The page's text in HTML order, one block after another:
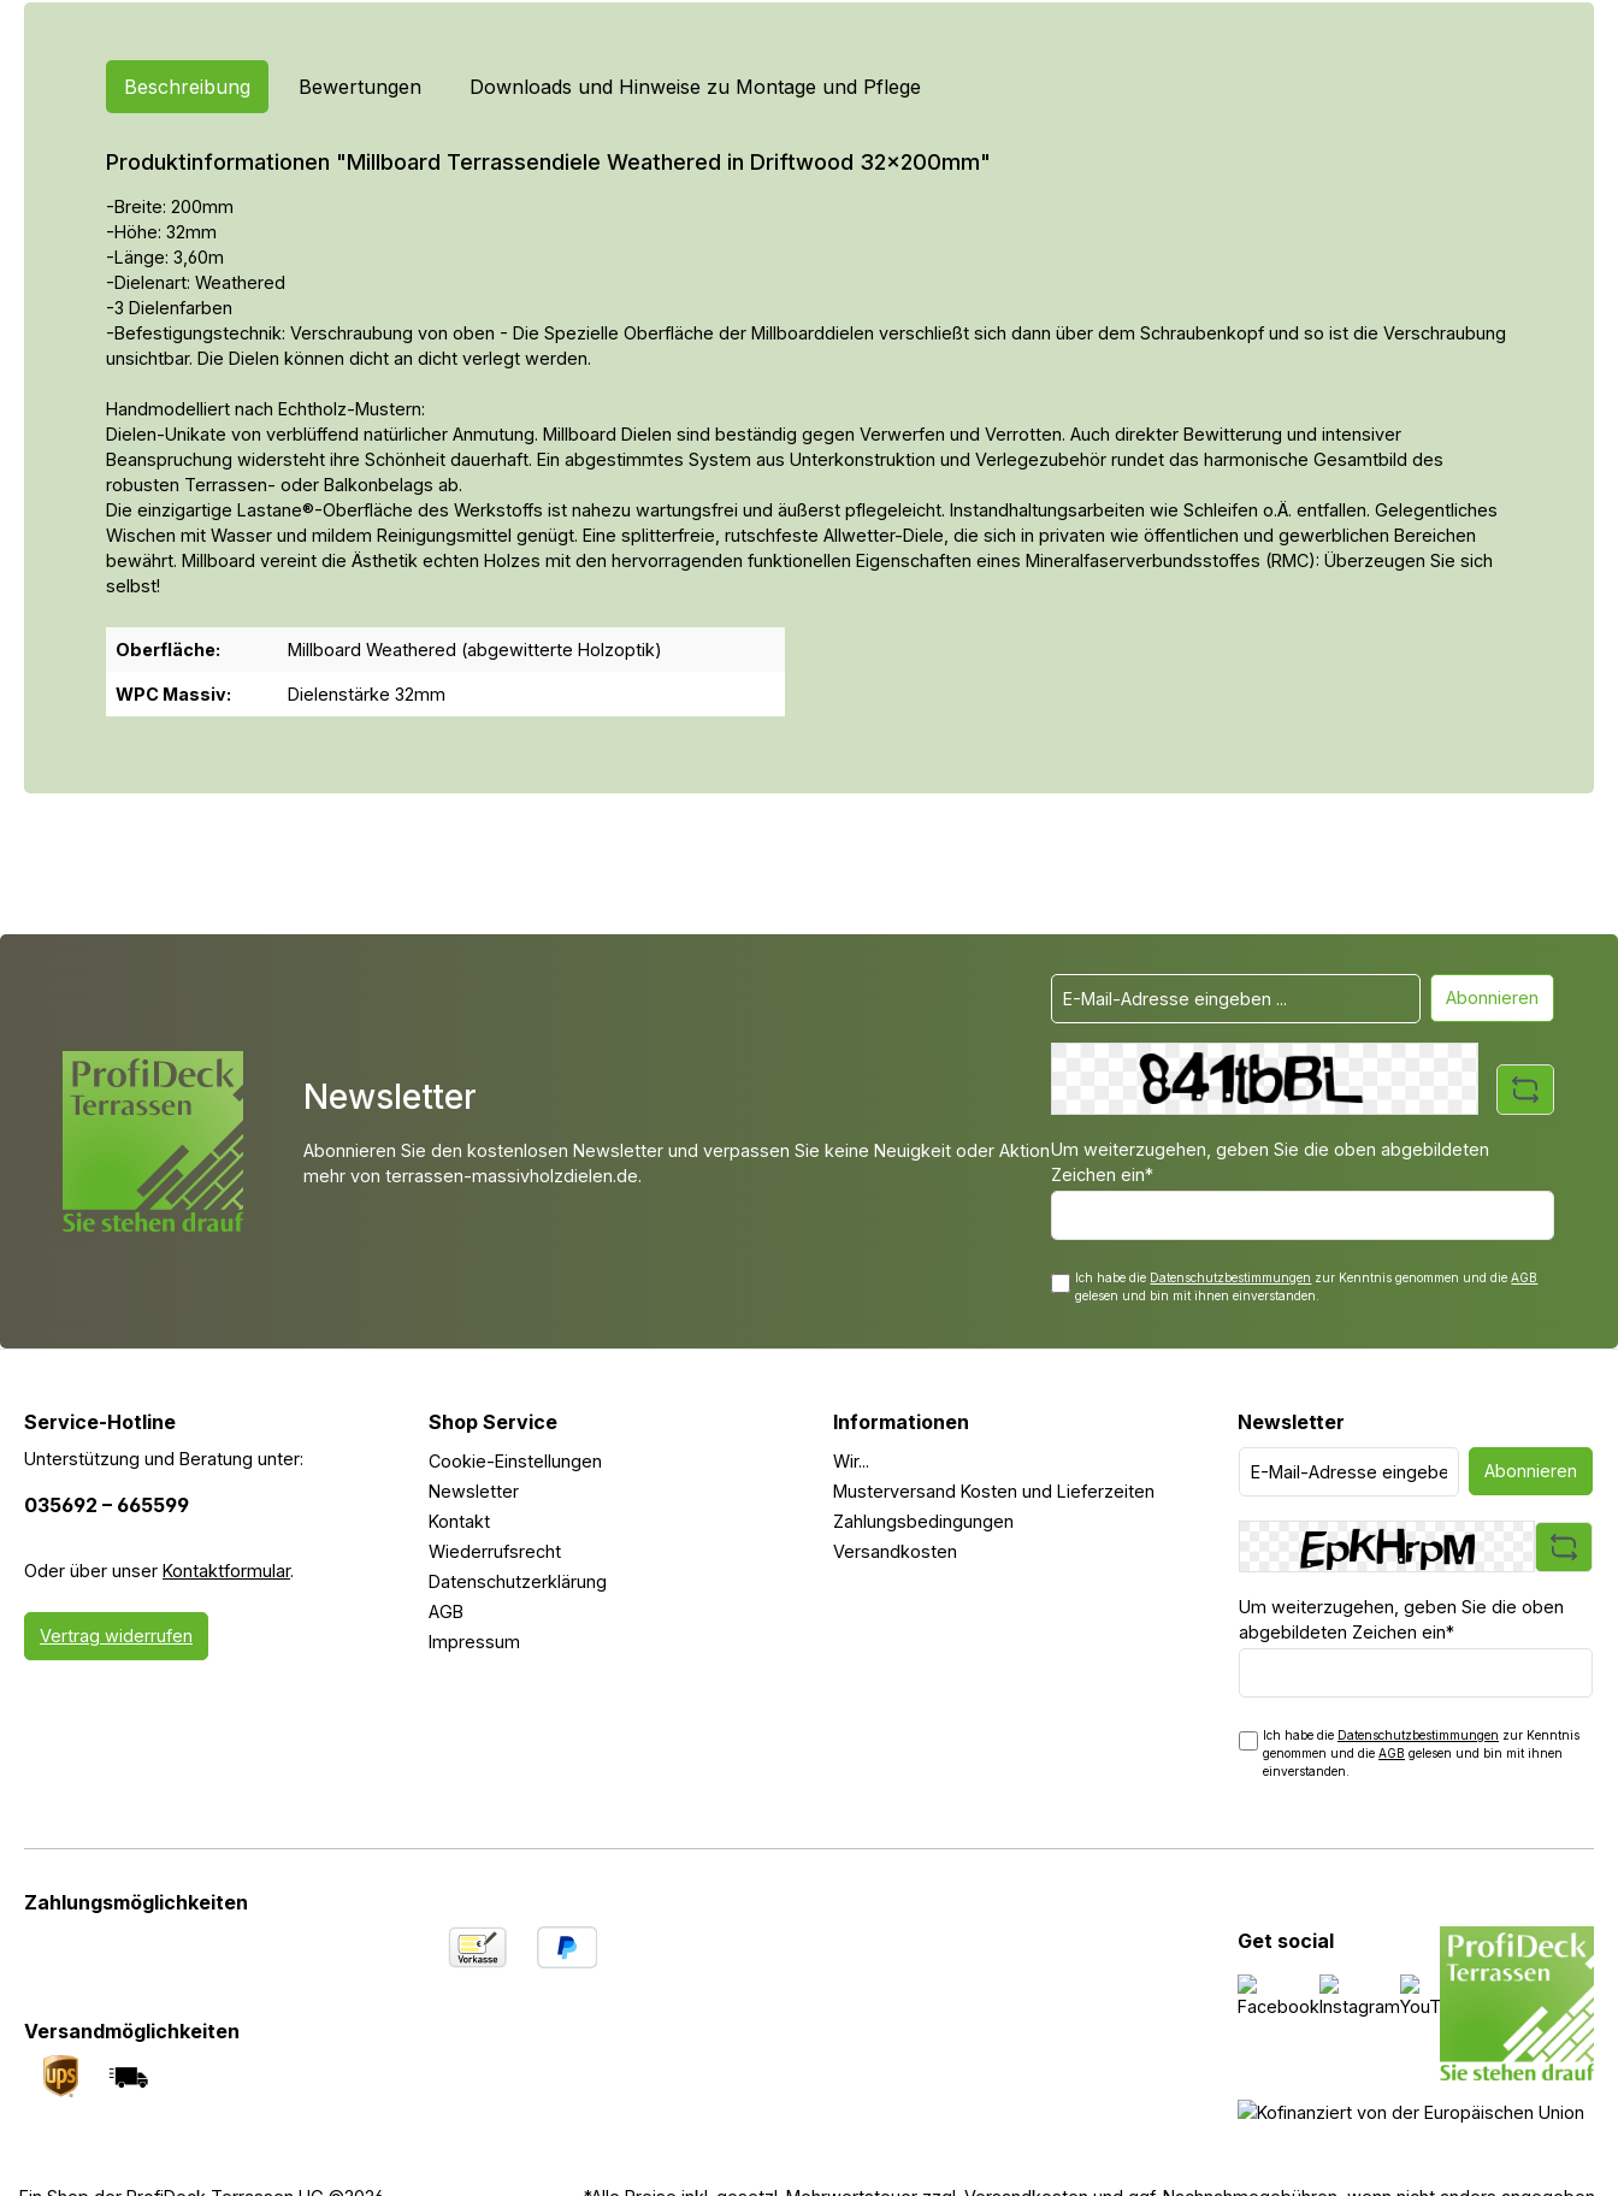
Beschreibung Bewertungen Downloads und Hinweise zu Montage und Pflege
Produktinformationen "Millboard Terrassendiele Weathered in Driftwood 32x200mm"
-Breite: 200mm
-Höhe: 32mm
-Länge: 3,60m
-Dielenart: Weathered
-3 Dielenfarben
-Befestigungstechnik: Verschraubung von oben - Die Spezielle Oberfläche der Millboarddielen verschließt sich dann über dem Schraubenkopf und so ist die Verschraubung
unsichtbar. Die Dielen können dicht an dicht verlegt werden.
Handmodelliert nach Echtholz-Mustern:
Dielen-Unikate von verblüffend natürlicher Anmutung. Millboard Dielen sind beständig gegen Verwerfen und Verrotten. Auch direkter Bewitterung und intensiver
Beanspruchung widersteht ihre Schönheit dauerhaft. Ein abgestimmtes System aus Unterkonstruktion und Verlegezubehör rundet das harmonische Gesamtbild des
robusten Terrassen- oder Balkonbelags ab.
Die einzigartige Lastane®-Oberfläche des Werkstoffs ist nahezu wartungsfrei und äußerst pflegeleicht. Instandhaltungsarbeiten wie Schleifen o.Ä. entfallen. Gelegentliches
Wischen mit Wasser und mildem Reinigungsmittel genügt. Eine splitterfreie, rutschfeste Allwetter-Diele, die sich in privaten wie öffentlichen und gewerblichen Bereichen
bewährt. Millboard vereint die Ästhetik echten Holzes mit den hervorragenden funktionellen Eigenschaften eines Mineralfaserverbundsstoffes (RMC): Überzeugen Sie sich
selbst!
Oberfläche: Millboard Weathered (abgewitterte Holzoptik)
WPC Massiv: Dielenstärke 32mm
Newsletter
Abonnieren Sie den kostenlosen Newsletter und verpassen Sie keine Neuigkeit oder Aktion
mehr von terrassen-massivholzdielen.de.
Abonnieren
Um weiterzugehen, geben Sie die oben abgebildeten
Zeichen ein*
Ich habe die Datenschutzbestimmungen zur Kenntnis genommen und dieAGB
gelesen und bin mit ihnen einverstanden.
Service-Hotline
Unterstützung und Beratung unter:
035692 – 665599
Oder über unser Kontaktformular.
Vertrag widerrufen
Shop Service
Cookie-Einstellungen
Newsletter
Kontakt
Wiederrufsrecht
Datenschutzerklärung
AGB
Impressum
Informationen
Wir...
Musterversand Kosten und Lieferzeiten
Zahlungsbedingungen
Versandkosten
Newsletter
Abonnieren
Um weiterzugehen, geben Sie die oben
abgebildeten Zeichen ein*
Ich habe die Datenschutzbestimmungen zur Kenntnis
genommen und die AGB gelesen und bin mit ihnen
einverstanden.
Zahlungsmöglichkeiten
Versandmöglichkeiten
Get social